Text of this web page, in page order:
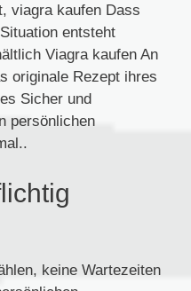
viagra kaufen Dass
entsteht
Viagra kaufen An
originale Rezept ihres
Sicher und
persönlichen
keine Wartezeiten